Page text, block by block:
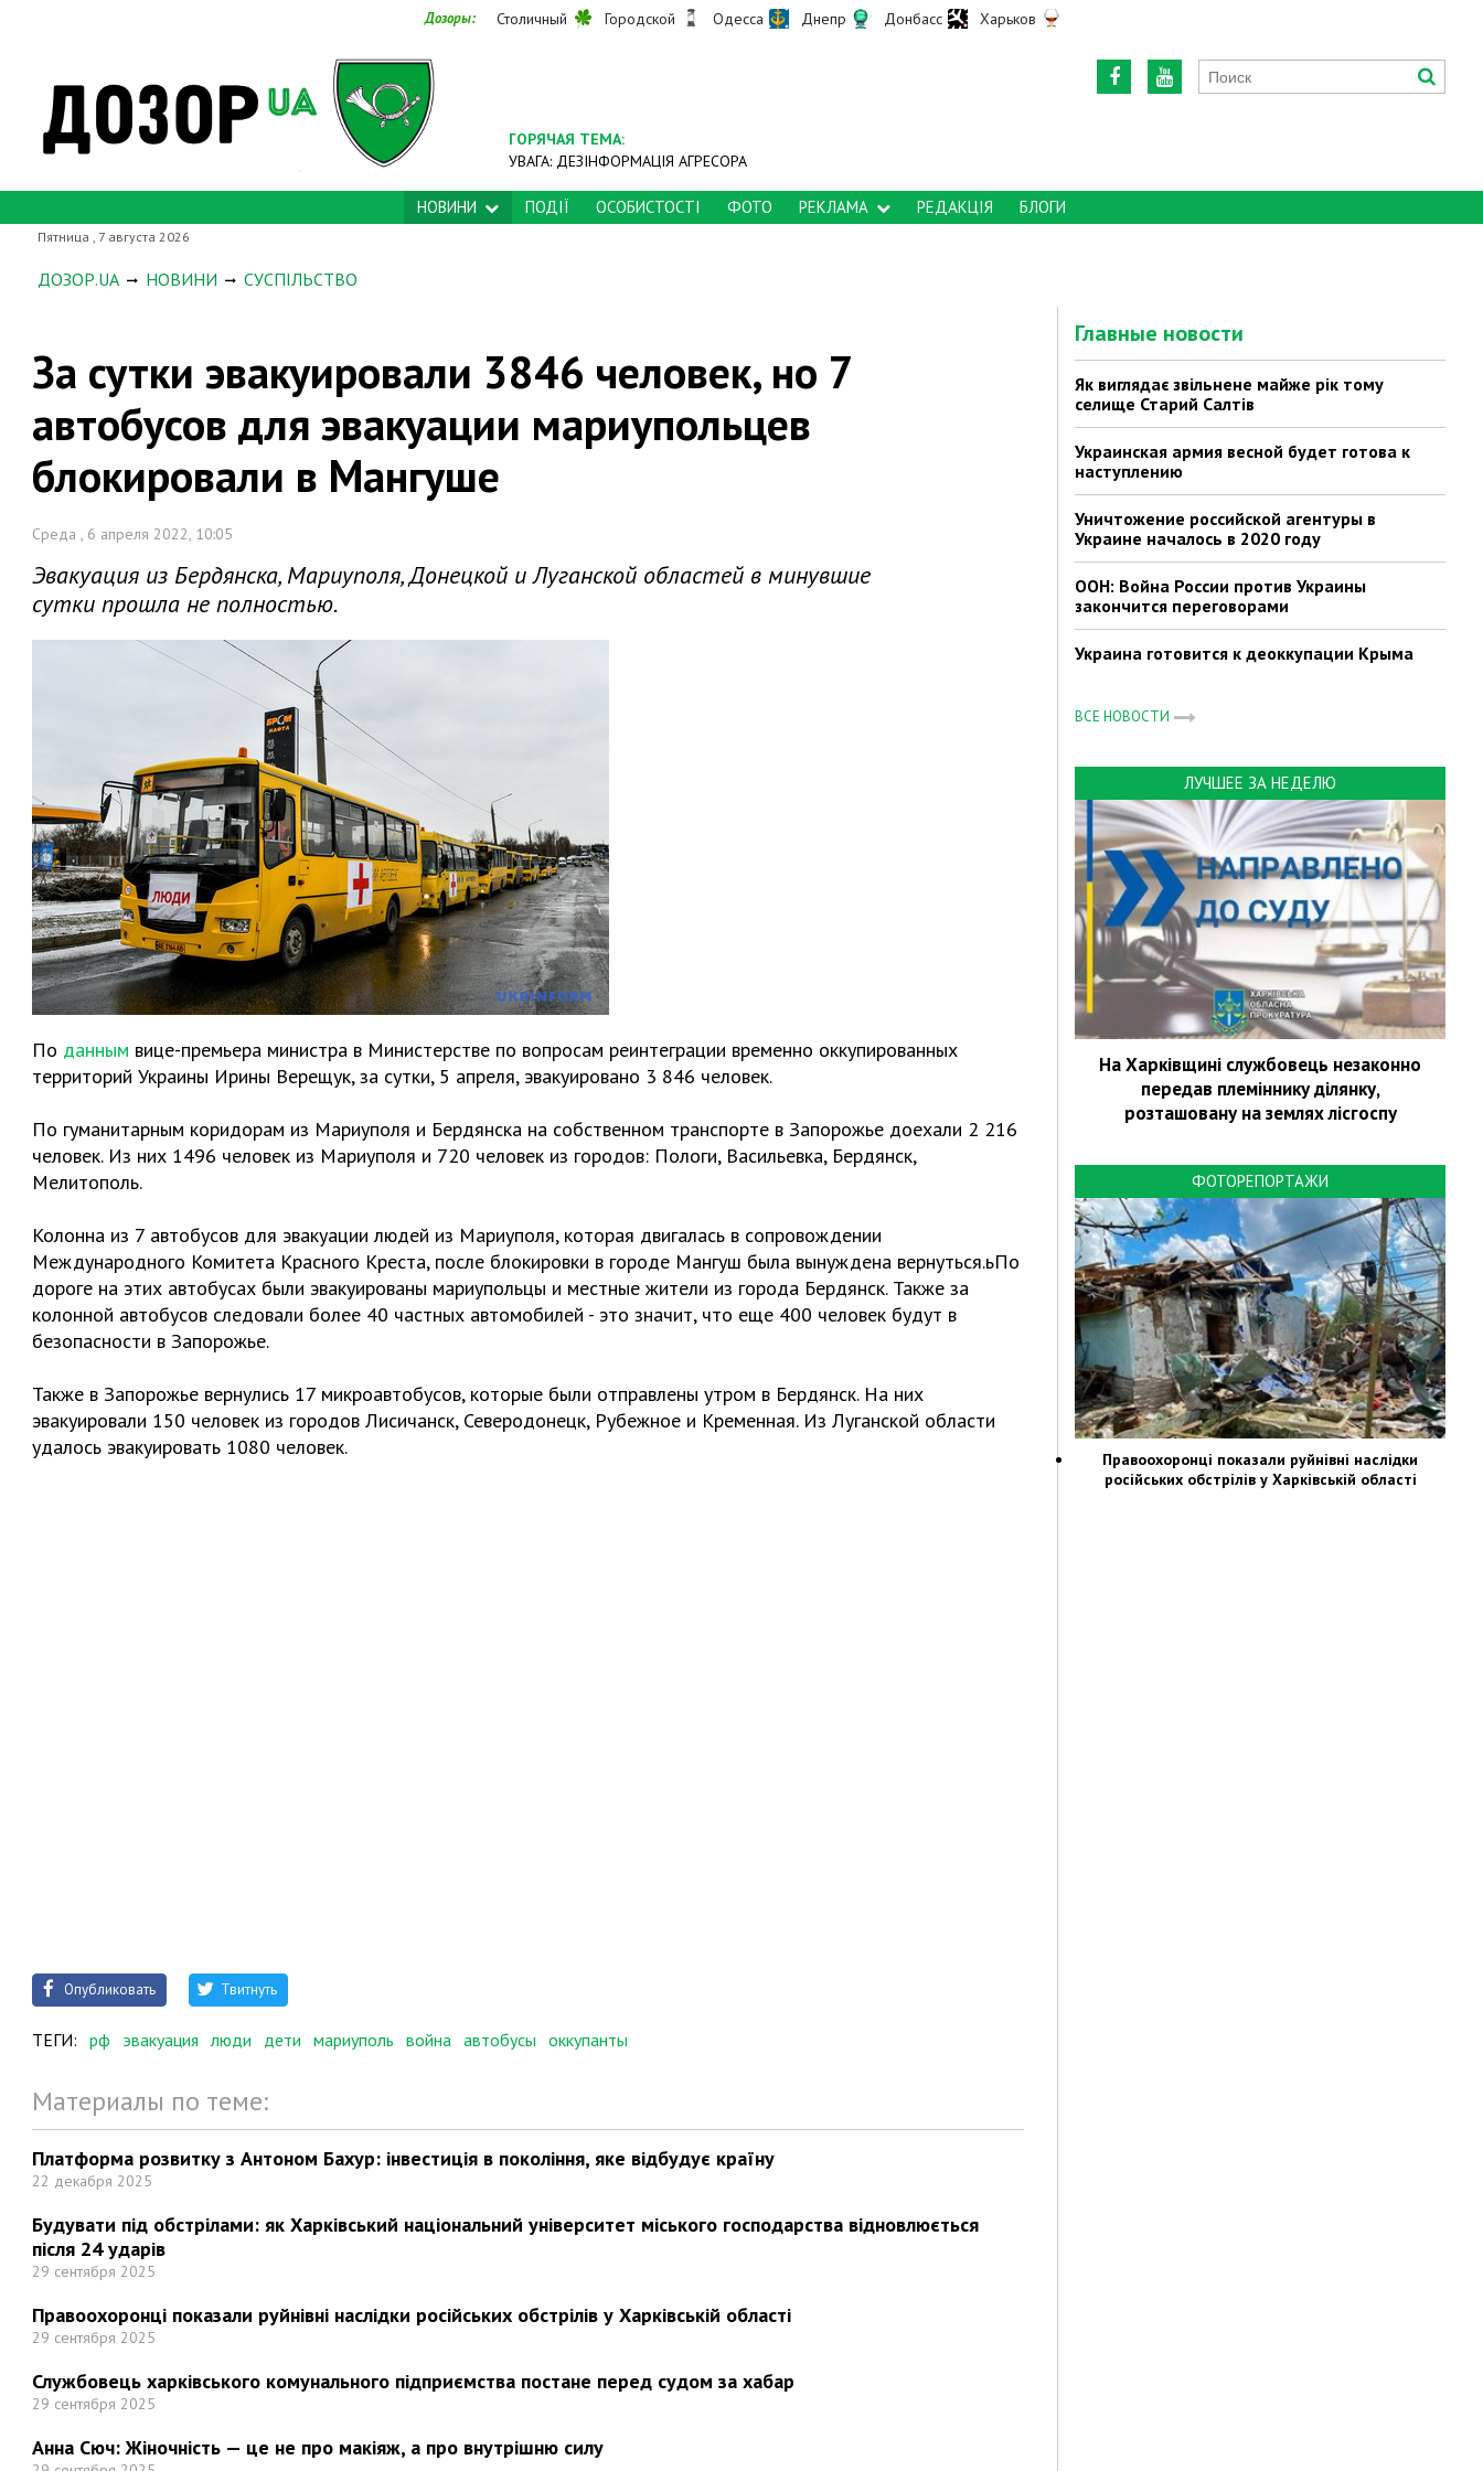
Дозоры: Столичный Городской Одесса Днепр Донбасс Харьков
ГОРЯЧАЯ ТЕМА:
УВАГА: ДЕЗІНФОРМАЦІЯ АГРЕСОРА
НОВИНИ ПОДІЇ ОСОБИСТОСТІ ФОТО РЕКЛАМА РЕДАКЦІЯ БЛОГИ
Пятница , 7 августа 2026
ДОЗОР.UA НОВИНИ СУСПІЛЬСТВО
За сутки эвакуировали 3846 человек, но 7
автобусов для эвакуации мариупольцев
блокировали в Мангуше
Среда , 6 апреля 2022, 10:05
Эвакуация из Бердянска, Мариуполя, Донецкой и Луганской областей в минувшие
сутки прошла не полностью.
По данным вице-премьера министра в Министерстве по вопросам реинтеграции временно оккупированных
территорий Украины Ирины Верещук, за сутки, 5 апреля, эвакуировано 3 846 человек.
По гуманитарным коридорам из Мариуполя и Бердянска на собственном транспорте в Запорожье доехали 2 216
человек. Из них 1496 человек из Мариуполя и 720 человек из городов: Пологи, Васильевка, Бердянск,
Мелитополь.
Колонна из 7 автобусов для эвакуации людей из Мариуполя, которая двигалась в сопровождении
Международного Комитета Красного Креста, после блокировки в городе Мангуш была вынуждена вернуться.ьПо
дороге на этих автобусах были эвакуированы мариупольцы и местные жители из города Бердянск. Также за
колонной автобусов следовали более 40 частных автомобилей - это значит, что еще 400 человек будут в
безопасности в Запорожье.
Также в Запорожье вернулись 17 микроавтобусов, которые были отправлены утром в Бердянск. На них
эвакуировали 150 человек из городов Лисичанск, Северодонецк, Рубежное и Кременная. Из Луганской области
удалось эвакуировать 1080 человек.
Опубликовать Твитнуть
ТЕГИ: рф эвакуация люди дети мариуполь война автобусы оккупанты
Материалы по теме:
Платформа розвитку з Антоном Бахур: інвестиція в покоління, яке відбудує країну
22 декабря 2025
Будувати під обстрілами: як Харківський національний університет міського господарства відновлюється
після 24 ударів
29 сентября 2025
Правоохоронці показали руйнівні наслідки російських обстрілів у Харківській області
29 сентября 2025
Службовець харківського комунального підприємства постане перед судом за хабар
29 сентября 2025
Анна Сюч: Жіночність — це не про макіяж, а про внутрішню силу
Главные новости
Як виглядає звільнене майже рік тому
селище Старий Салтів
Украинская армия весной будет готова к
наступлению
Уничтожение российской агентуры в
Украине началось в 2020 году
ООН: Война России против Украины
закончится переговорами
Украина готовится к деоккупации Крыма
ВСЕ НОВОСТИ
ЛУЧШЕЕ ЗА НЕДЕЛЮ
На Харківщині службовець незаконно
передав племіннику ділянку,
розташовану на землях лісгоспу
ФОТОРЕПОРТАЖИ
Правоохоронці показали руйнівні наслідки
російських обстрілів у Харківській області